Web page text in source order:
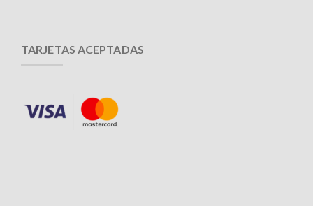
TARJETAS ACEPTADAS